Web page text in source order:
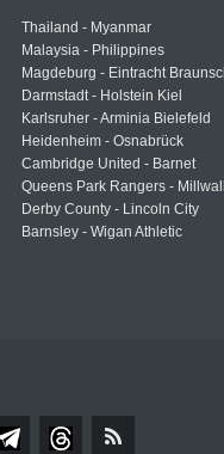
Thailand - Myanmar
Malaysia - Philippines
Magdeburg - Eintracht
Darmstadt - Holstein Kiel
Karlsruher - Arminia Bielefeld
Heidenheim - Osnabrück
Cambridge United - Barnet
Queens Park Rangers - Millwall
Derby County - Lincoln City
Barnsley - Wigan Athletic